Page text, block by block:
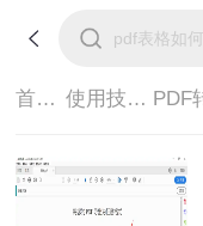
首页> 使用技巧>